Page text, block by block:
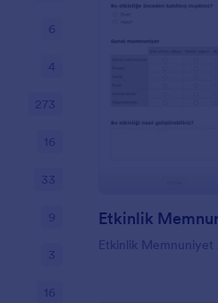
Etkinlik
Etkinlik Memnuniyet
6
4
273
16
33
9
3
16